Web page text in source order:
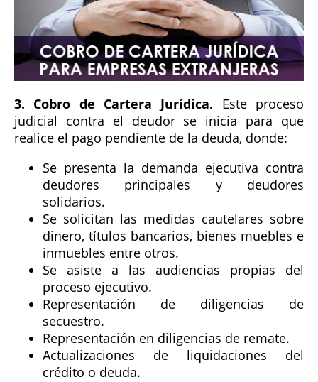
3. Cobro de Cartera Jurídica. Este proceso
judicial contra el deudor se inicia para que
realice el pago pendiente de la deuda, donde:
Se presenta la demanda ejecutiva contra
deudores principales y deudores
solidarios.
Se solicitan las medidas cautelares sobre
dinero, títulos bancarios, bienes muebles e
inmuebles entre otros.
Se asiste a las audiencias propias del
proceso ejecutivo.
Representación de diligencias de
secuestro.
Representación en diligencias de remate.
Actualizaciones de liquidaciones del
crédito o deuda.